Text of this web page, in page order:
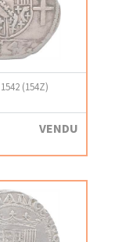
(154Z)
VENDU